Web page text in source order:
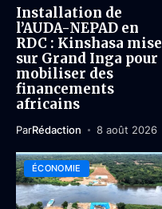
Installation de
l’AUDA-NEPAD en
RDC : Kinshasa mise
sur Grand Inga pour
mobiliser des
financements
africains
ParRédaction 8 août 2026
ÉCONOMIE